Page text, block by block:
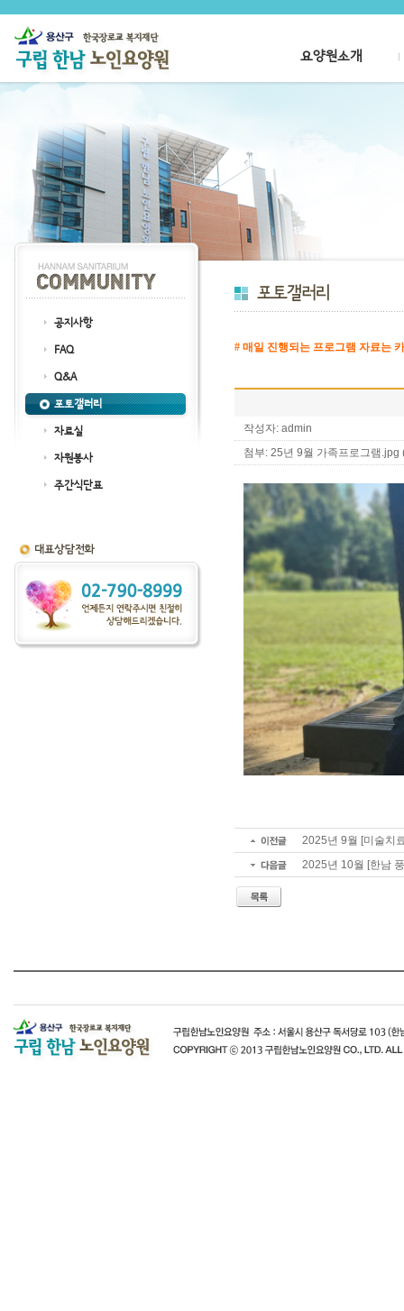
요양원소개
공지사항
FAQ
Q&A
포토갤러리
자료실
자원봉사
주간식단표
# 매일 진행되는 프로그램 자료는
작성자: admin
첨부: 25년 9월 가족프로그램.jpg
2025년 9월 [미술치
2025년 10월 [한남